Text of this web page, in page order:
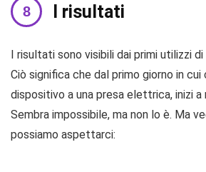
I risultati
I risultati sono visibili dai primi utilizzi
Ciò significa che dal primo giorno in
dispositivo a una presa elettrica, inizi a
Sembra impossibile, ma non lo è. Ma
possiamo aspettarci: